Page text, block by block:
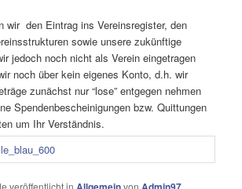
wir den Eintrag ins Vereinsregister, den
sowie unsere zukünftige
jedoch noch nicht als Verein eingetragen
noch über kein eigenes Konto, d.h. wir
zunächst nur “lose” entgegen nehmen
Spendenbescheinigungen bzw. Quittungen
um Ihr Verständnis.
veröffentlicht in von